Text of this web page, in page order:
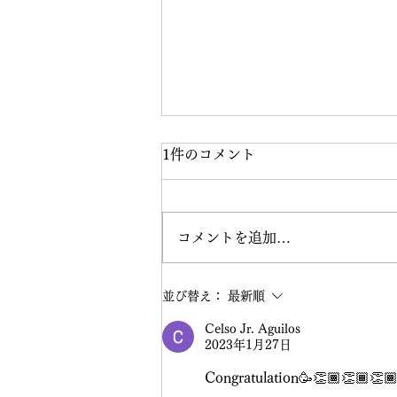
ホテルルートイン今治プレオ
ープンに行ってきました♪
1件のコメント
コメントを追加…
並び替え： 最新順
Celso Jr. Aguilos
2023年1月27日
Congratulation🥳👏🏾👏🏾👏🏾